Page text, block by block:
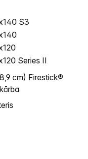
S3
Series II